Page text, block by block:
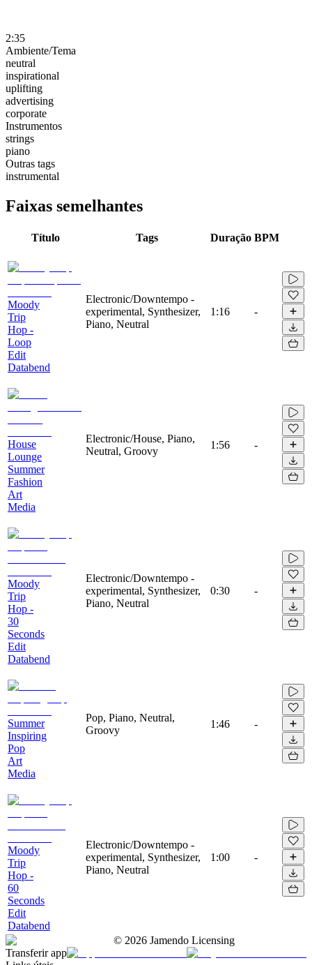
2:35
Ambiente/Tema
neutral
inspirational
uplifting
advertising
corporate
Instrumentos
strings
piano
Outras tags
instrumental
Faixas semelhantes
Título Tags Duração BPM
Moody
Trip
Hop -
Loop
Edit
Databend
Electronic/Downtempo -
experimental, Synthesizer,
Piano, Neutral
1:16 -
House
Lounge
Summer
Fashion
Art
Media
Electronic/House, Piano,
Neutral, Groovy
1:56 -
Moody
Trip
Hop -
30
Seconds
Edit
Databend
Electronic/Downtempo -
experimental, Synthesizer,
Piano, Neutral
0:30 -
Summer
Inspiring
Pop
Art
Media
Pop, Piano, Neutral,
Groovy
1:46 -
Moody
Trip
Hop -
60
Seconds
Edit
Databend
Electronic/Downtempo -
experimental, Synthesizer,
Piano, Neutral
1:00 -
© 2026 Jamendo Licensing
Transferir app